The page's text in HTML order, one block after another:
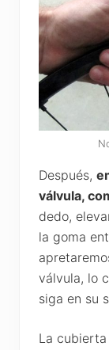
Después,
válvula,
dedo,
la goma
válvula, lo
siga en su
La